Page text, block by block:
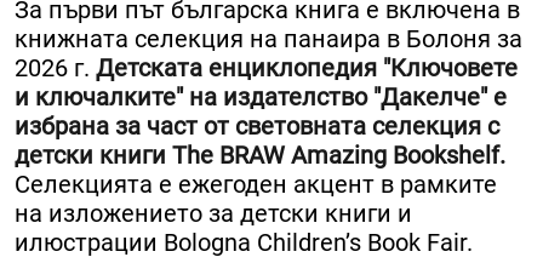
За първи път българска книга е включена в
книжната селекция на панаира в Болоня за
2026 г. Детската енциклопедия "Ключовете
и ключалките" на издателство "Дакелче" е
избрана за част от световната селекция с
детски книги The BRAW Amazing Bookshelf.
Селекцията е ежегоден акцент в рамките
на изложението за детски книги и
илюстрации Bologna Children’s Book Fair.